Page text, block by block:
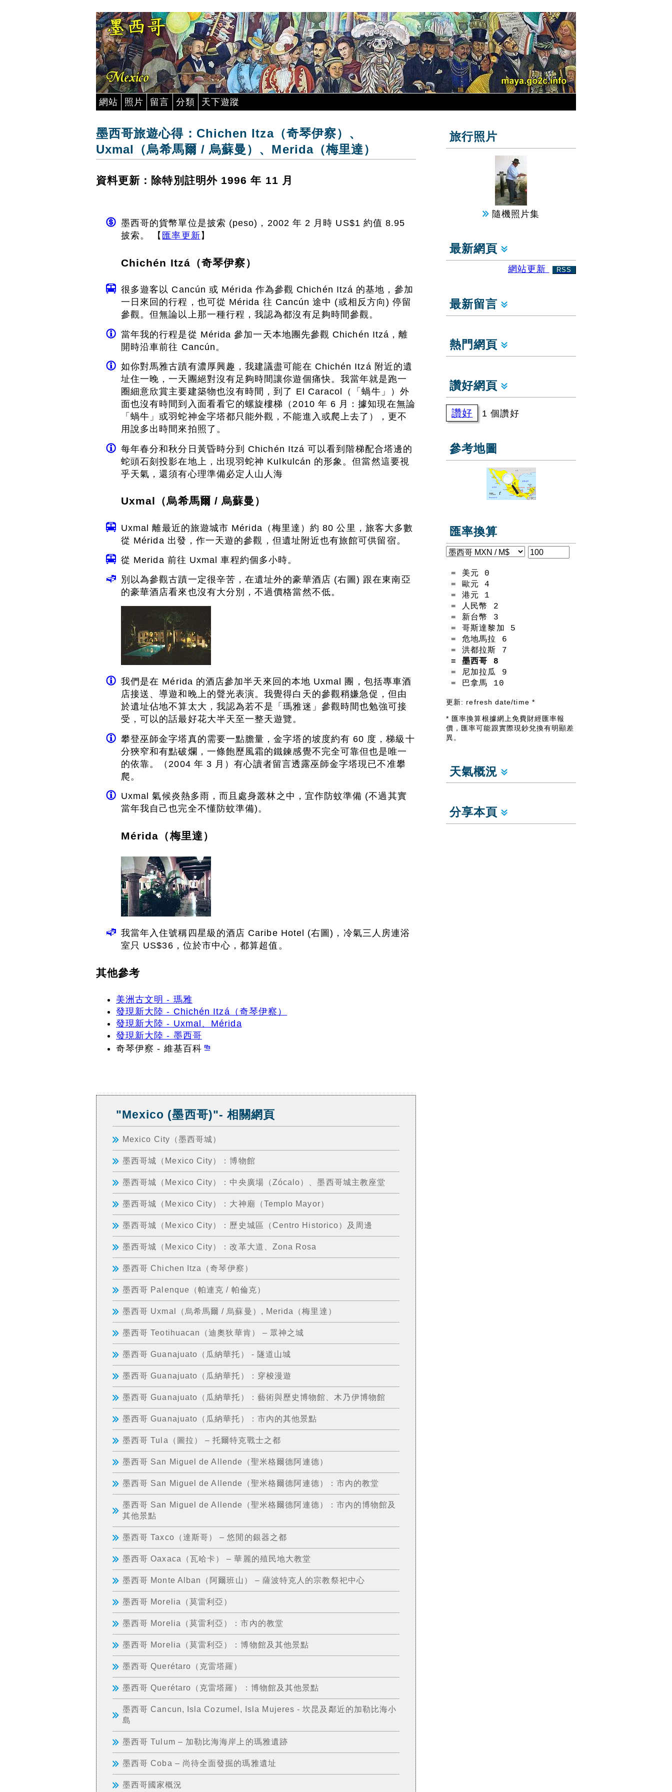
網站 照片 留言 分類 天下遊蹤
墨西哥旅遊心得：Chichen Itza（奇琴伊察）、
Uxmal（烏希馬爾 / 烏蘇曼）、Merida（梅里達）
資料更新：除特別註明外 1996 年 11 月
墨西哥的貨幣單位是披索 (peso)，2002 年 2 月時 US$1 約值 8.95
披索。 【 匯率更新 】
Chichén Itzá（奇琴伊察）
很多遊客以 Cancún 或 Mérida 作為參觀 Chichén Itzá 的基地，參加
一日來回的行程，也可從 Mérida 往 Cancún 途中 (或相反方向) 停留
參觀。但無論以上那一種行程，我認為都沒有足夠時間參觀。
當年我的行程是從 Mérida 參加一天本地團先參觀 Chichén Itzá，離
開時沿車前往 Cancún。
如你對馬雅古蹟有濃厚興趣，我建議盡可能在 Chichén Itzá 附近的遺
址住一晚，一天團絕對沒有足夠時間讓你遊個痛快。我當年就是跑一
圈細意欣賞主要建築物也沒有時間，到了 El Caracol（「蝸牛」）外
面也沒有時間到入面看看它的螺旋樓梯（2010 年 6 月：據知現在無論
「蝸牛」或羽蛇神金字塔都只能外觀，不能進入或爬上去了），更不
用說多出時間來拍照了。
每年春分和秋分日黃昏時分到 Chichén Itzá 可以看到階梯配合塔邊的
蛇頭石刻投影在地上，出現羽蛇神 Kulkulcán 的形象。但當然這要視
乎天氣，還須有心理準備必定人山人海
Uxmal（烏希馬爾 / 烏蘇曼）
Uxmal 離最近的旅遊城市 Mérida（梅里達）約 80 公里，旅客大多數
從 Mérida 出發，作一天遊的參觀，但遺址附近也有旅館可供留宿。
從 Merida 前往 Uxmal 車程約個多小時。
別以為參觀古蹟一定很辛苦，在遺址外的豪華酒店 (右圖) 跟在東南亞
的豪華酒店看來也沒有大分別，不過價格當然不低。
我們是在 Mérida 的酒店參加半天來回的本地 Uxmal 團，包括專車酒
店接送、導遊和晚上的聲光表演。我覺得白天的參觀稍嫌急促，但由
於遺址佔地不算太大，我認為若不是「瑪雅迷」參觀時間也勉強可接
受，可以的話最好花大半天至一整天遊覽。
攀登巫師金字塔真的需要一點膽量，金字塔的坡度約有 60 度，梯級十
分狹窄和有點破爛，一條飽歷風霜的鐵鍊感覺不完全可靠但也是唯一
的依靠。（2004 年 3 月）有心讀者留言透露巫師金字塔現已不准攀
爬。
Uxmal 氣候炎熱多雨，而且處身叢林之中，宜作防蚊準備 (不過其實
當年我自己也完全不懂防蚊準備)。
Mérida（梅里達）
我當年入住號稱四星級的酒店 Caribe Hotel (右圖)，冷氣三人房連浴
室只 US$36，位於市中心，都算超值。
其他參考
美洲古文明 - 瑪雅
發現新大陸 - Chichén Itzá（奇琴伊察）
發現新大陸 - Uxmal、Mérida
發現新大陸 - 墨西哥
奇琴伊察 - 維基百科
"Mexico (墨西哥)"- 相關網頁
Mexico City（墨西哥城）
墨西哥城（Mexico City）：博物館
墨西哥城（Mexico City）：中央廣場（Zócalo）、墨西哥城主教座堂
墨西哥城（Mexico City）：大神廟（Templo Mayor）
墨西哥城（Mexico City）：歷史城區（Centro Historico）及周邊
墨西哥城（Mexico City）：改革大道、Zona Rosa
墨西哥 Chichen Itza（奇琴伊察）
墨西哥 Palenque（帕連克 / 帕倫克）
墨西哥 Uxmal（烏希馬爾 / 烏蘇曼）, Merida（梅里達）
墨西哥 Teotihuacan（迪奧狄華肯） – 眾神之城
墨西哥 Guanajuato（瓜納華托） - 隧道山城
墨西哥 Guanajuato（瓜納華托）：穿梭漫遊
墨西哥 Guanajuato（瓜納華托）：藝術與歷史博物館、木乃伊博物館
墨西哥 Guanajuato（瓜納華托）：市內的其他景點
墨西哥 Tula（圖拉） – 托爾特克戰士之都
墨西哥 San Miguel de Allende（聖米格爾德阿連德）
墨西哥 San Miguel de Allende（聖米格爾德阿連德）：市內的教堂
墨西哥 San Miguel de Allende（聖米格爾德阿連德）：市內的博物館及
其他景點
墨西哥 Taxco（達斯哥） – 悠閒的銀器之都
墨西哥 Oaxaca（瓦哈卡） – 華麗的殖民地大教堂
墨西哥 Monte Alban（阿爾班山） – 薩波特克人的宗教祭祀中心
墨西哥 Morelia（莫雷利亞）
墨西哥 Morelia（莫雷利亞）：市內的教堂
墨西哥 Morelia（莫雷利亞）：博物館及其他景點
墨西哥 Querétaro（克雷塔羅）
墨西哥 Querétaro（克雷塔羅）：博物館及其他景點
墨西哥 Cancun, Isla Cozumel, Isla Mujeres - 坎昆及鄰近的加勒比海小
島
墨西哥 Tulum – 加勒比海海岸上的瑪雅遺跡
墨西哥 Coba – 尚待全面發掘的瑪雅遺址
墨西哥國家概況
旅行照片
隨機照片集
最新網頁
網站更新 RSS
最新留言
熱門網頁
讚好網頁
讚好 1 個讚好
參考地圖
匯率換算
= 美元 0
= 歐元4
= 港元 1
= 人民幣 2
= 新台幣 3
= 哥斯達黎加 5
= 危地馬拉 6
= 洪都拉斯 7
= 墨西哥 8
= 尼加拉瓜 9
= 巴拿馬 10
更新: refresh date/time *
* 匯率換算根據網上免費財經匯率報
價，匯率可能跟實際現鈔兌換有明顯差
異。
天氣概況
分享本頁